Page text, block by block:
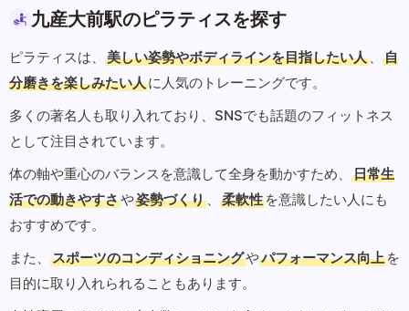
九産大前駅のピラティスを探す
ピラティスは、 美しい姿勢やボディラインを目指したい人 、
自
分磨きを楽しみたい人に人気のトレーニングです。
多くの著名人も取り入れており、SNSでも話題のフィットネス
として注目されています。
体の軸や重心のバランスを意識して全身を動かすため、
日常生
活での動きやすさや姿勢づくり 、 柔軟性 を意識したい人にも
おすすめです。
また、
スポーツのコンディショニングやパフォーマンス向上 を
目的に取り入れられることもあります。